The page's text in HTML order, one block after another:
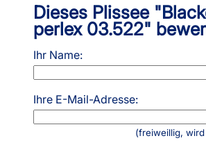
Dieses Plissee
perlex 03.522"
Ihr Name:
Ihre E-Mail-Adresse:
(freiweillig,